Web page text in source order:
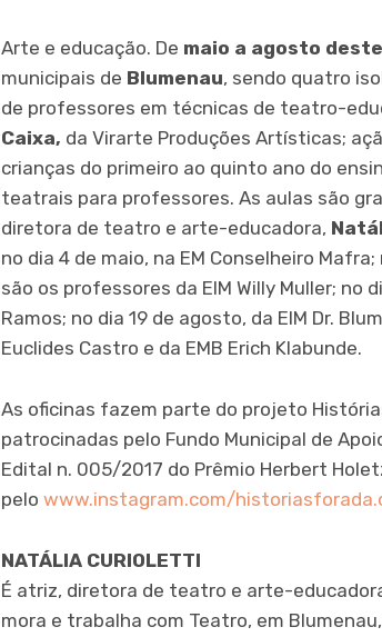
Arte e educação. De maio a agosto
municipais de Blumenau, sendo quatro
de professores em técnicas de teatro-
Caixa, da Virarte Produções Artísticas;
crianças do primeiro ao quinto ano do
teatrais para professores. As aulas são
diretora de teatro e arte-educadora,
no dia 4 de maio, na EM Conselheiro
são os professores da EIM Willy Muller; no
Ramos; no dia 19 de agosto, da EIM Dr.
Euclides Castro e da EMB Erich Klabunde.
As oficinas fazem parte do projeto
patrocinadas pelo Fundo Municipal de
Edital n. 005/2017 do Prêmio Herbert
pelo www.instagram.com/
NATÁLIA CURIOLETTI
É atriz, diretora de teatro e arte-
mora e trabalha com Teatro, em